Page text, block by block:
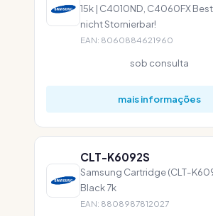
15k | C4010ND, C4060FX
nicht Stornierbar!
EAN: 8060884621960
sob consulta
mais informações
CLT-K6092S
Samsung Cartridge (CLT-
Black 7k
EAN: 8808987812027